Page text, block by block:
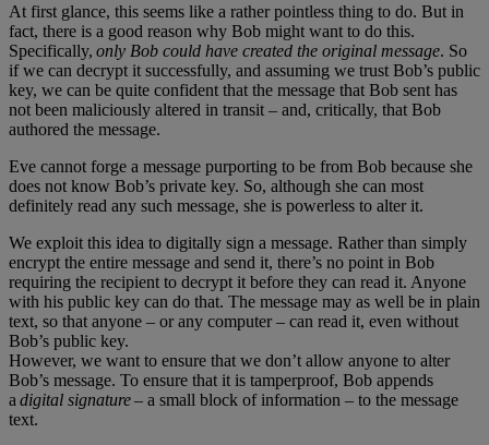
At first glance, this seems like a rather pointless thing to do. But in
fact, there is a good reason why Bob might want to do this.
Specifically, only Bob could have created the original message. So
if we can decrypt it successfully, and assuming we trust Bob’s public
key, we can be quite confident that the message that Bob sent has
not been maliciously altered in transit – and, critically, that Bob
authored the message.
Eve cannot forge a message purporting to be from Bob because she
does not know Bob’s private key. So, although she can most
definitely read any such message, she is powerless to alter it.
We exploit this idea to digitally sign a message. Rather than simply
encrypt the entire message and send it, there’s no point in Bob
requiring the recipient to decrypt it before they can read it. Anyone
with his public key can do that. The message may as well be in plain
text, so that anyone – or any computer – can read it, even without
Bob’s public key.
However, we want to ensure that we don’t allow anyone to alter
Bob’s message. To ensure that it is tamperproof, Bob appends
a digital signature– a small block of information – to the message
text.